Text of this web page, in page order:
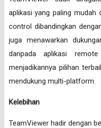
aplikasi yang paling
control dibandingkan
juga menawarkan
daripada aplikasi
menjadikannya pilihan
mendukung multi-platform.
Kelebihan
TeamViewer hadir dengan